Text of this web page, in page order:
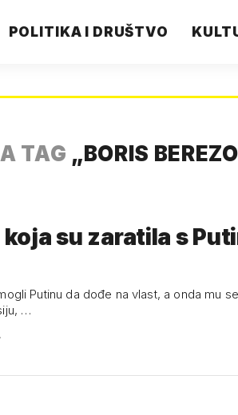
POLITIKA I DRUŠTVO
TAG „BORIS
su zaratila s
Putinu da dođe na vlast, a onda mu
…